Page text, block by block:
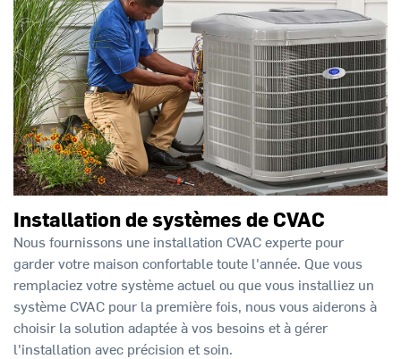
Installation de systèmes de CVAC
Nous fournissons une installation CVAC experte pour
garder votre maison confortable toute l'année. Que vous
remplaciez votre système actuel ou que vous installiez un
système CVAC pour la première fois, nous vous aiderons à
choisir la solution adaptée à vos besoins et à gérer
l'installation avec précision et soin.